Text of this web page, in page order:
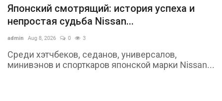
Японский смотрящий: история успеха и
непростая судьба Nissan...
admin Aug 8, 2026 0 3
Среди хэтчбеков, седанов, универсалов,
минивэнов и спорткаров японской марки Nissan...